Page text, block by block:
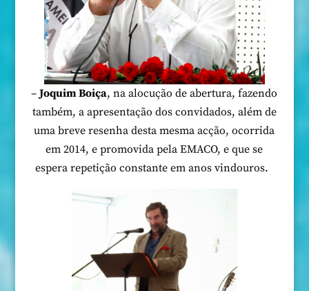
–Joquim Boiça, na alocução de abertura, fazendo
também, a apresentação dos convidados, além de
uma breve resenha desta mesma acção, ocorrida
em 2014, e promovida pela EMACO, e que se
espera repetição constante em anos vindouros.